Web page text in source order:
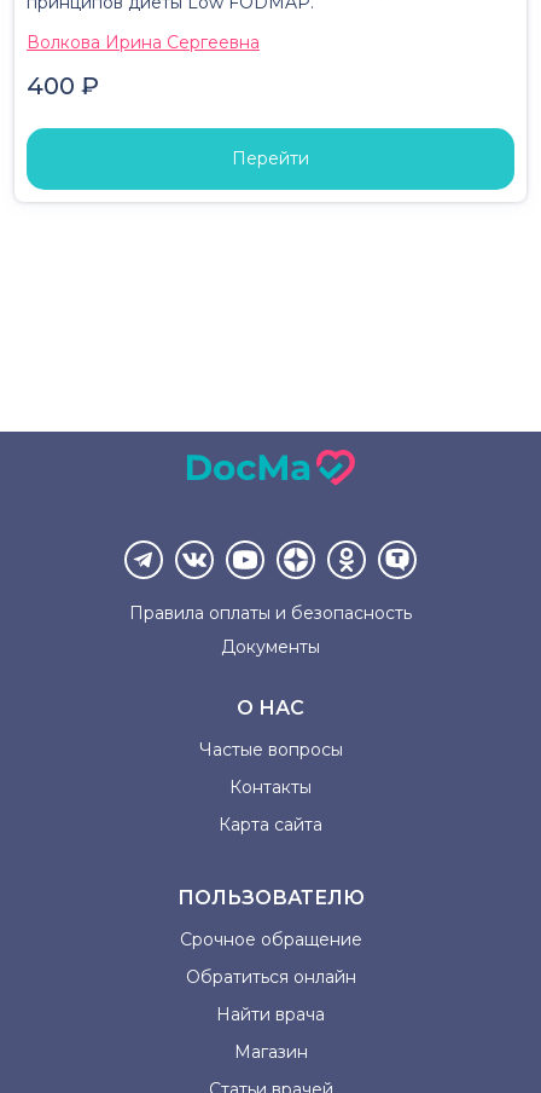
Волкова Ирина Сергеевна
400 ₽
Перейти
Правила оплаты и безопасность
Документы
О НАС
Частые вопросы
Контакты
Карта сайта
ПОЛЬЗОВАТЕЛЮ
Срочное обращение
Обратиться онлайн
Найти врача
Магазин